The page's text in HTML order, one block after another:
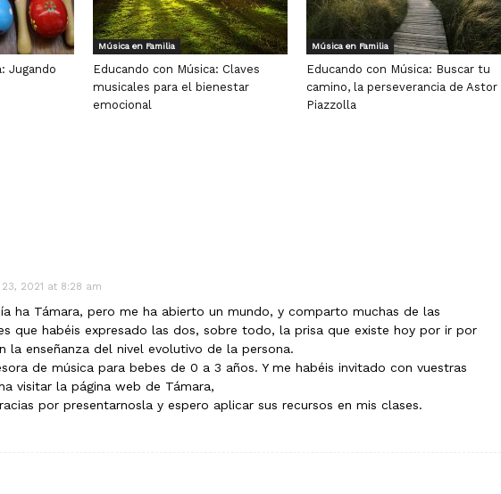
Jugando
Música en Familia
Educando con Música: Claves
musicales para el bienestar
emocional
Música en Familia
Educando con Música: Buscar tu
camino, la perseverancia de Astor
Piazzolla
2021 at 8:28 am
ha Támara, pero me ha abierto un mundo, y comparto muchas de las
que habéis expresado las dos, sobre todo, la prisa que existe hoy por ir por
la enseñanza del nivel evolutivo de la persona.
de música para bebes de 0 a 3 años. Y me habéis invitado con vuestras
visitar la página web de Támara,
por presentarnosla y espero aplicar sus recursos en mis clases.